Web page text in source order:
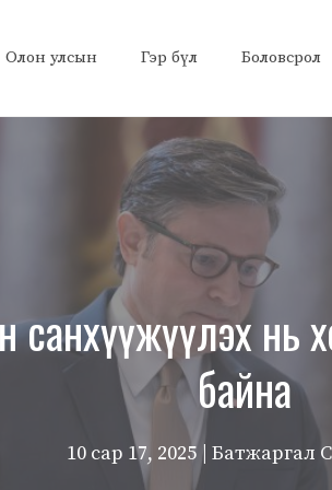
Олон улсын Гэр бүл Боловсрол
санхүүжүүлэх
байна
10 сар 17, 2025 | Батжаргал